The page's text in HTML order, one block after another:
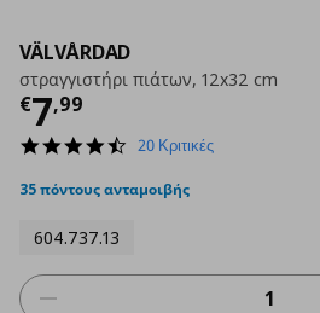
VÄLVÅRDAD
στραγγιστήρι πιάτων, 12x32 cm
€7,99
Τρέχουσα τιμή
4.5
rating
20 Κριτικές
35 πόντους ανταμοιβής
604.737.13